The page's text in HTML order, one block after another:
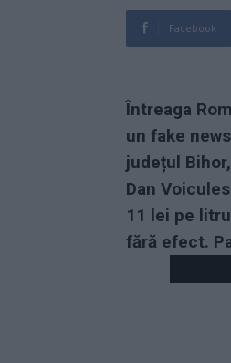
Facebook
Întreaga
un fake
județul
Dan
11 lei pe
fără efect.